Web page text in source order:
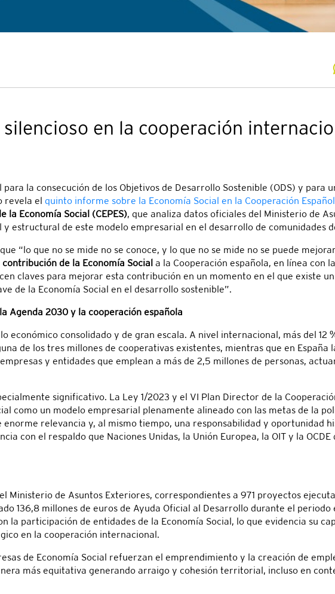
en la cooperación
la consecución de los Objetivos de Desarrollo Sostenible (ODS) y para
revela el quinto informe sobre la Economía Social en la Cooperación
la Economía Social (CEPES), que analiza datos oficiales del Ministerio de
estructural de este modelo empresarial en el desarrollo de comunidades
“lo que no se mide no se conoce, y lo que no se mide no se puede
de la Economía Social a la Cooperación española, en línea con
claves para mejorar esta contribución en un momento en el que existe
de la Economía Social en el desarrollo sostenible”.
Agenda 2030 y la cooperación española
económico consolidado y de gran escala. A nivel internacional, más del 12
de los tres millones de cooperativas existentes, mientras que en España
y entidades que emplean a más de 2,5 millones de personas,
significativo. La Ley 1/2023 y el VI Plan Director de la
como un modelo empresarial plenamente alineado con las metas de la
relevancia y, al mismo tiempo, una responsabilidad y oportunidad
con el respaldo que Naciones Unidas, la Unión Europea, la OIT y la OCDE
Ministerio de Asuntos Exteriores, correspondientes a 971 proyectos
136,8 millones de euros de Ayuda Oficial al Desarrollo durante el periodo
participación de entidades de la Economía Social, lo que evidencia su
en la cooperación internacional.
de Economía Social refuerzan el emprendimiento y la creación de
más equitativa generando arraigo y cohesión territorial, incluso en